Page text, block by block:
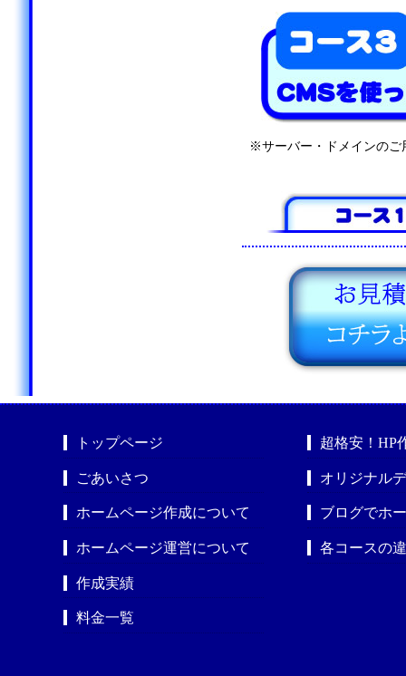
※サーバー・ドメインのご
トップページ
ごあいさつ
ホームページ作成について
ホームページ運営について
作成実績
料金一覧
超格安！HP
オリジナル
ブログでホ
各コースの